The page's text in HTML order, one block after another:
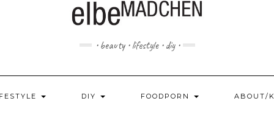
• beauty • lifestyle • diy •
DIY FOODPORN ABOUT/